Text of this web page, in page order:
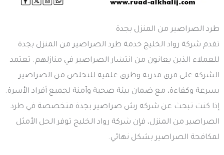
طرد الصراصير من المنزل بجدة
تقدم شركة رواد الخليج خدمة طرد الصراصير من المنزل بجدة
للعملاء الذين يعانون من انتشار الصراصير في منازلهم. تعتمد
الشركة على فرق مدربة وطرق علمية للتخلص من الصراصير
بسرعة وكفاءة، مع ضمان بيئة صحية وآمنة لجميع أفراد الأسرة.
إذا كنت تبحث عن شركه رش صراصير بجدة متخصصة في طرد
الصراصير من المنزل، فإن شركة رواد الخليج توفر الحل الأمثل
لمكافحة الصراصير بشكل نهائي.